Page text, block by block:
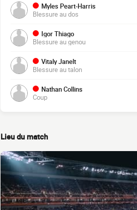
Myles Peart-Harris
Blessure au dos
Igor Thiago
Blessure au genou
Vitaly Janelt
Blessure au talon
Nathan Collins
Coup
Lieu du match